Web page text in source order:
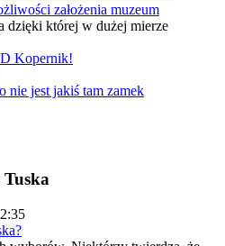
założenia muzeum
dzięki której w dużej mierze
Kopernik!
nie jest jakiś tam zamek
Tuska